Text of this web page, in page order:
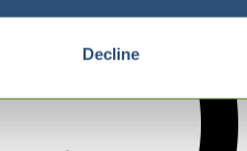
Decline